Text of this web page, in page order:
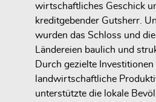
wirtschaftliches Geschick
kreditgebender Gutsherr.
wurden das Schloss und
Ländereien baulich und
Durch gezielte
landwirtschaftliche
unterstützte die lokale